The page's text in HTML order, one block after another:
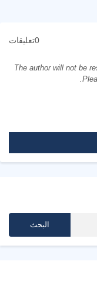
0تعليقات
The author will not be